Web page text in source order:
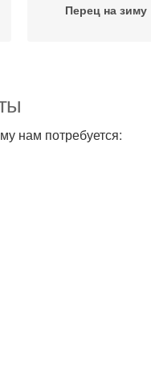
Перец на зиму
нам потребуется: